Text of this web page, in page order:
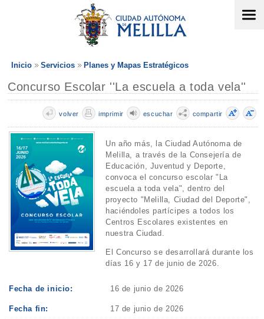
Inicio Servicios Planes y Mapas Estratégicos
Concurso Escolar ''La escuela a toda vela''
compartir
escuchar
imprimir
volver
Un año más, la Ciudad Autónoma de
Melilla, a través de la Consejería de
Educación, Juventud y Deporte,
convoca el concurso escolar "La
escuela a toda vela", dentro del
proyecto "Melilla, Ciudad del Deporte",
haciéndoles partícipes a todos los
Centros Escolares existentes en
nuestra Ciudad.
El Concurso se desarrollará durante los
días 16 y 17 de junio de 2026.
Fecha de inicio: 16 de junio de 2026
Fecha fin: 17 de junio de 2026